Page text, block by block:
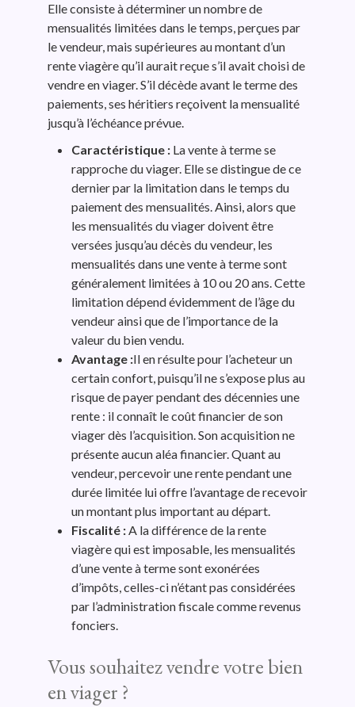
Elleconsiste à déterminer un nombre de
mensualités limitées dans le temps, perçues par
le vendeur, mais supérieures au montant d’un
rente viagère qu’il aurait reçue s’il avait choisi de
vendre en viager. S’il décède avant le terme des
paiements, ses héritiers reçoivent la mensualité
jusqu’à l’échéance prévue.
Caractéristique : La vente à terme se
rapproche du viager. Elle se distingue de ce
dernier par la limitation dans le temps du
paiement des mensualités. Ainsi, alors que
les mensualités du viager doivent être
versées jusqu’au décès du vendeur, les
mensualités dans une vente à terme sont
généralement limitées à 10 ou 20 ans. Cette
limitation dépend évidemment de l’âge du
vendeur ainsi que de l’importance de la
valeur du bien vendu.
Avantage :Il en résulte pour l’acheteur un
certain confort, puisqu’il ne s’expose plus au
risque de payer pendant des décennies une
rente : il connaît le coût financier de son
viager dès l’acquisition. Son acquisition ne
présente aucun aléa financier. Quant au
vendeur, percevoir une rente pendant une
durée limitée lui offre l’avantage de recevoir
un montant plus important au départ.
Fiscalité :A la différence de la rente
viagère qui est imposable, les mensualités
d’une vente à terme sont exonérées
d’impôts, celles-ci n’étant pas considérées
par l’administration fiscale comme revenus
fonciers.
Vous souhaitez vendre votre bien
en viager ?